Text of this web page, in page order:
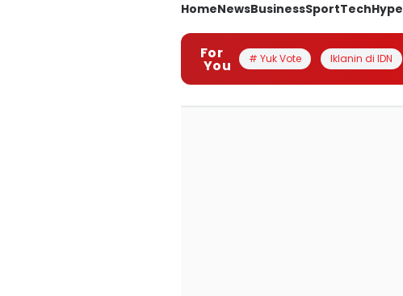
HomeNewsBusinessSportTechHype
For
You # Yuk Vote Iklanin di IDN